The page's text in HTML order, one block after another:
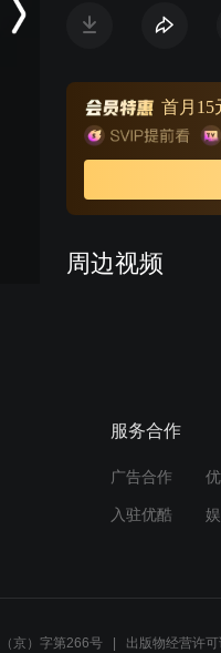
花的丈夫唐全礼误以
救的只有夏家河。对
电台带至大连，引出
产党。王大花为谋生
诊所共处一街，两人
屡次完成革命任务，
战士。
首月15
周边视频
服务合作
广告合作
入驻优酷
京）字第266号 出版物经营许